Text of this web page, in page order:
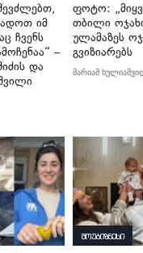
იმ
ჩვენს
–
და
ფოტო:
თბილი
ულამაზეს
გვიზიარებს
მარიამ
შოუბიზნესი